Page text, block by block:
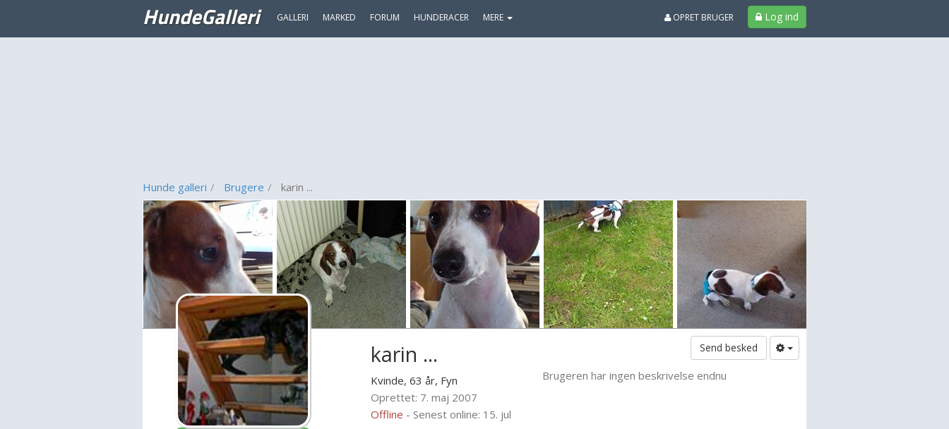
HundeGalleri GALLERI MARKED FORUM HUNDERACER MERE Log ind
OPRET BRUGER
Hunde galleri Brugere karin ...
karin ...
Kvinde, 63 år, Fyn
Oprettet: 7. maj 2007
Offline - Senest online: 15. jul
Send besked
Brugeren har ingen beskrivelse endnu